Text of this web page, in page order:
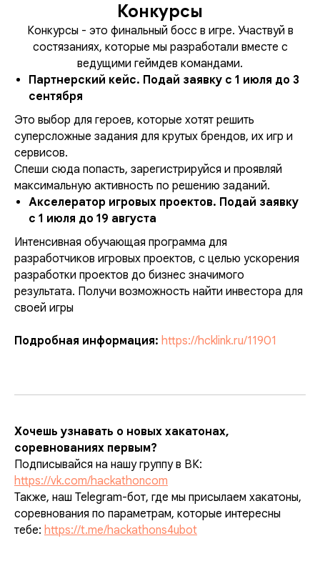
Конкурсы
Конкурсы - это финальный босс в игре. Участвуй в
состязаниях, которые мы разработали вместе с
ведущими геймдев командами.
Партнерский кейс. Подай заявку с 1 июля до 3
сентября
Это выбор для героев, которые хотят решить
суперсложные задания для крутых брендов, их игр и
сервисов.
Спеши сюда попасть, зарегистрируйся и проявляй
максимальную активность по решению заданий.
Акселератор игровых проектов. Подай заявку
с 1 июля до 19 августа
Интенсивная обучающая программа для
разработчиков игровых проектов, с целью ускорения
разработки проектов до бизнес значимого
результата. Получи возможность найти инвестора для
своей игры
Подробная информация: https://hcklink.ru/11901
Хочешь узнавать о новых хакатонах,
соревнованиях первым?
Подписывайся на нашу группу в ВК:
https://vk.com/hackathoncom
Также, наш Telegram-бот, где мы присылаем хакатоны,
соревнования по параметрам, которые интересны
тебе: https://t.me/hackathons4ubot